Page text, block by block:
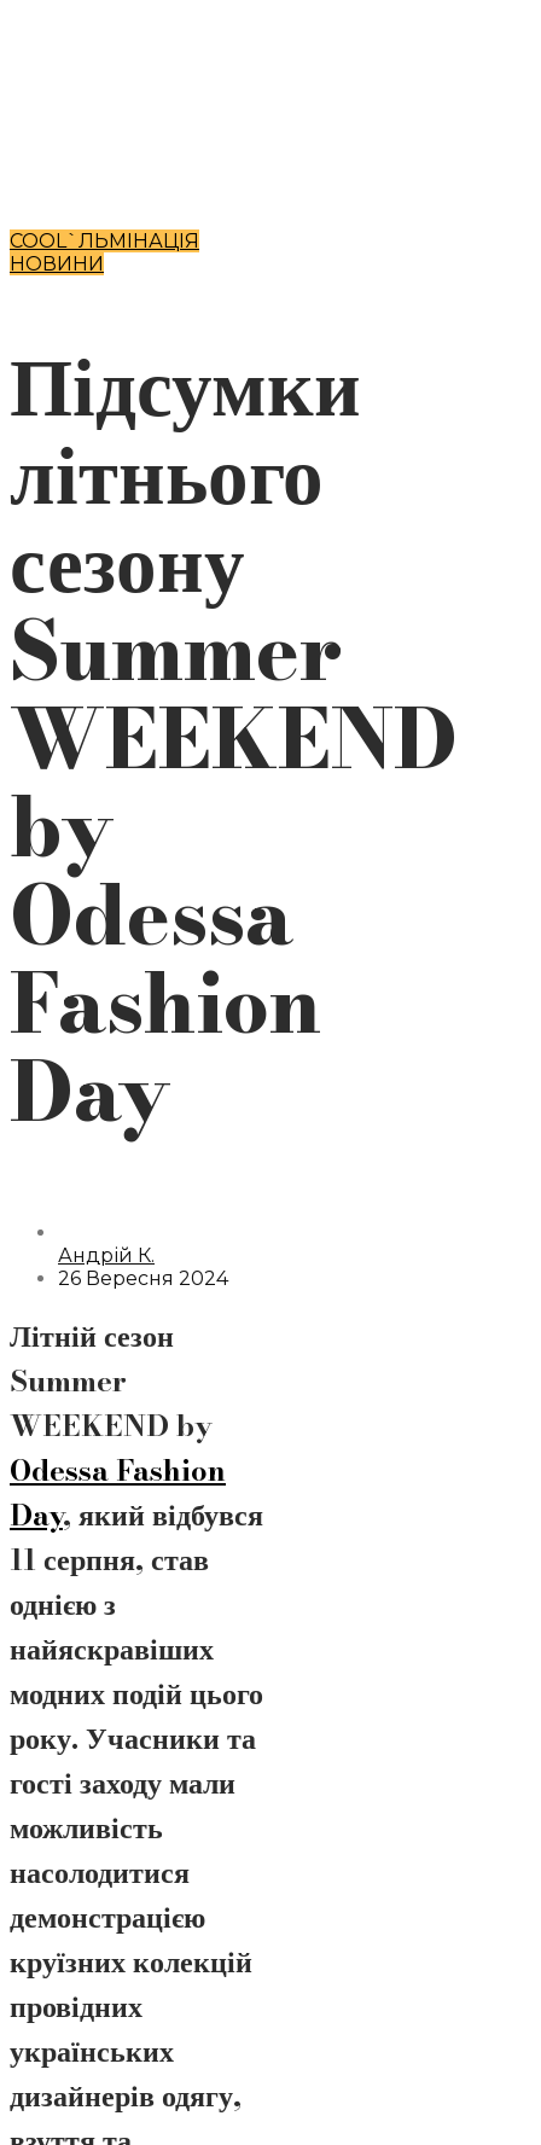
COOL`ЛЬМІНАЦІЯ
НОВИНИ
Підсумки
літнього
сезону
Summer
WEEKEND
by
Odessa
Fashion
Day
Андрій К.
26 Вересня 2024
Літній сезон
Summer
WEEKEND by
Odessa Fashion
Day, який відбувся
11 серпня, став
однією з
найяскравіших
модних подій цього
року. Учасники та
гості заходу мали
можливість
насолодитися
демонстрацією
круїзних колекцій
провідних
українських
дизайнерів одягу,